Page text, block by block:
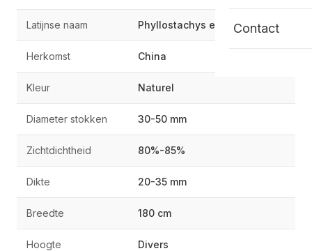
Contact
Latijnse naam Phyllostachys edulis
Herkomst China
Kleur Naturel
Diameter stokken 30-50 mm
Zichtdichtheid 80%-85%
Dikte 20-35 mm
Breedte 180 cm
Hoogte Divers